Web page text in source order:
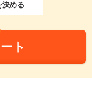
決める
ト